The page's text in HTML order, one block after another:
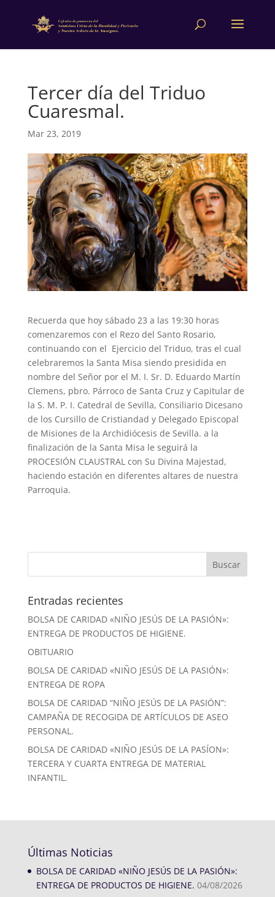
Tercer día del Triduo
Cuaresmal.
Mar 23, 2019
Recuerda que hoy sábado 23 a las 19:30 horas
comenzaremos con el Rezo del Santo Rosario,
continuando con el Ejercicio del Triduo, tras el cual
celebraremos la Santa Misa siendo presidida en
nombre del Señor por el M. I. Sr. D. Eduardo Martín
Clemens, pbro. Párroco de Santa Cruz y Capitular de
la S. M. P. I. Catedral de Sevilla, Consiliario Dicesano
de los Cursillo de Cristiandad y Delegado Episcopal
de Misiones de la Archidiócesis de Sevilla. a la
finalización de la Santa Misa le seguirá la
PROCESIÓN CLAUSTRAL con Su Divina Majestad,
haciendo estación en diferentes altares de nuestra
Parroquia.
Entradas recientes
BOLSA DE CARIDAD «NIÑO JESÚS DE LA PASIÓN»:
ENTREGA DE PRODUCTOS DE HIGIENE.
OBITUARIO
BOLSA DE CARIDAD «NIÑO JESÚS DE LA PASIÓN»:
ENTREGA DE ROPA
BOLSA DE CARIDAD “NIÑO JESÚS DE LA PASIÓN”:
CAMPAÑA DE RECOGIDA DE ARTÍCULOS DE ASEO
PERSONAL.
BOLSA DE CARIDAD «NIÑO JESÚS DE LA PASÍON»:
TERCERA Y CUARTA ENTREGA DE MATERIAL
INFANTIL.
Últimas Noticias
BOLSA DE CARIDAD «NIÑO JESÚS DE LA PASIÓN»:
ENTREGA DE PRODUCTOS DE HIGIENE. 04/08/2026